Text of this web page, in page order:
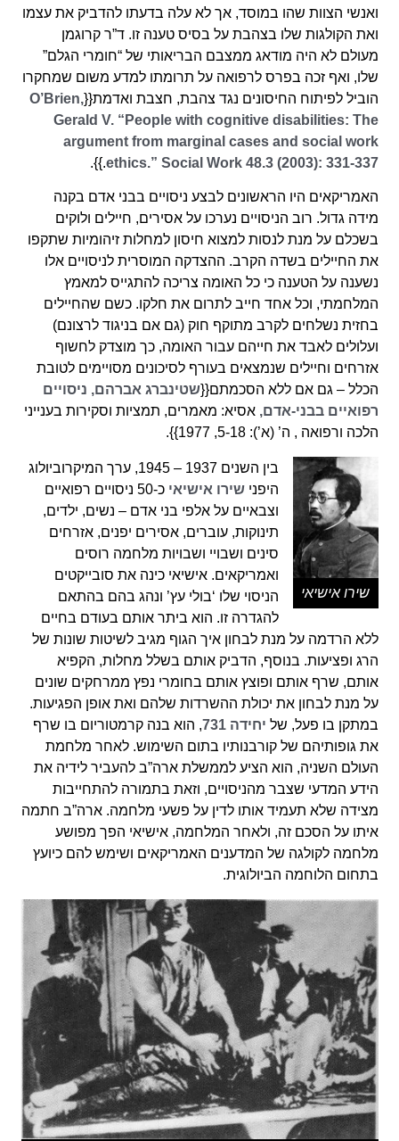
ואנשי הצוות שהו במוסד, אך לא עלה בדעתו להדביק את עצמו
ואת הקולגות שלו בצהבת על בסיס טענה זו. ד”ר קרוגמן
מעולם לא היה מודאג ממצבם הבריאותי של “חומרי הגלם”
שלו, ואף זכה בפרס לרפואה על תרומתו למדע משום שמחקרו
הוביל לפיתוח החיסונים נגד צהבת, חצבת ואדמת{{O’Brien,
Gerald V. “People with cognitive disabilities: The
argument from marginal cases and social work
ethics.” Social Work 48.3 (2003): 331-337
.}}.
האמריקאים היו הראשונים לבצע ניסויים בבני אדם בקנה
מידה גדול. רוב הניסויים נערכו על אסירים, חיילים ולוקים
בשכלם על מנת לנסות למצוא חיסון למחלות זיהומיות שתקפו
את החיילים בשדה הקרב. ההצדקה המוסרית לניסויים אלו
נשענה על הטענה כי כל האומה צריכה להתגייס למאמץ
המלחמתי, וכל אחד חייב לתרום את חלקו. כשם שהחיילים
בחזית נשלחים לקרב מתוקף חוק (גם אם בניגוד לרצונם)
ועלולים לאבד את חייהם עבור האומה, כך מוצדק לחשוף
אזרחים וחיילים שנמצאים בעורף לסיכונים מסויימים לטובת
הכלל – גם אם ללא הסכמתם{{שטינברג אברהם, ניסויים
רפואיים בבני-אדם,אסיא: מאמרים, תמציות וסקירות בענייני
הלכה ורפואה , ה’ (א’): 5-18, 1977}}.
שירו אישיאי
בין השנים 1937 – 1945, ערך המיקרוביולוג
היפנישירו אישיאי
כ-50 ניסויים רפואיים
וצבאיים על אלפי בני אדם – נשים, ילדים,
תינוקות, עוברים, אסירים יפנים, אזרחים
סינים ושבויי ושבויות מלחמה רוסים
ואמריקאים. אישיאי כינה את סובייקטים
הניסוי שלו ‘בולי עץ’ ונהג בהם בהתאם
להגדרה זו. הוא ביתר אותם בעודם בחיים
ללא הרדמה על מנת לבחון איך הגוף מגיב לשיטות שונות של
הרג ופציעות. בנוסף, הדביק אותם בשלל מחלות, הקפיא
אותם, שרף אותם ופוצץ אותם בחומרי נפץ ממרחקים שונים
על מנת לבחון את יכולת ההשרדות שלהם ואת אופן הפגיעות.
במתקן בו פעל, של יחידה 731
, הוא בנה קרמטוריום בו שרף
את גופותיהם של קורבנותיו בתום השימוש. לאחר מלחמת
העולם השניה, הוא הציע לממשלת ארה”ב להעביר לידיה את
הידע המדעי שצבר מהניסויים, וזאת בתמורה להתחייבות
מצידה שלא תעמיד אותו לדין על פשעי מלחמה. ארה”ב חתמה
איתו על הסכם זה, ולאחר המלחמה, אישיאי הפך מפושע
מלחמה לקולגה של המדענים האמריקאים ושימש להם כיועץ
בתחום הלוחמה הביולוגית.